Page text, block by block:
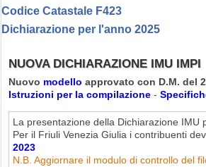
Codice Catastale F423
Dichiarazione per l'anno 2025
NUOVA DICHIARAZIONE IMU IMPI
Nuovo modello approvato con D.M. del
Istruzioni per la compilazione -
La presentazione della Dichiarazione
Per il Friuli Venezia Giulia i contribuenti
2023
N.B. Aggiornare il modulo di controllo del